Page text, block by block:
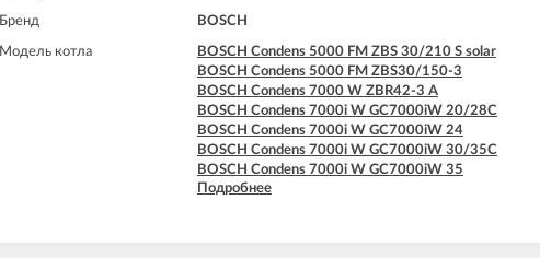
Бренд BOSCH
Модель котла
BOSCH Condens 5000 FM ZBS 30/210 S solar
BOSCH Condens 5000 FM ZBS30/150-3
BOSCH Condens 7000 W ZBR42-3 A
BOSCH Condens 7000i W GC7000iW 20/28C
BOSCH Condens 7000i W GC7000iW 24
BOSCH Condens 7000i W GC7000iW 30/35C
BOSCH Condens 7000i W GC7000iW 35
BOSCH Condens 7000i W GC7000iW 42
Подробнее